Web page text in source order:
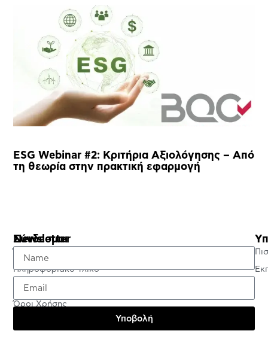
ESG Webinar #2: Κριτήρια Αξιολόγησης – Από
τη θεωρία στην πρακτική εφαρμογή
Σύνδεσμοι
Πληροφοριακό Υλικό
Πολιτική Απορρήτου
Όροι Χρήσης
Newsletter
Υποβολή